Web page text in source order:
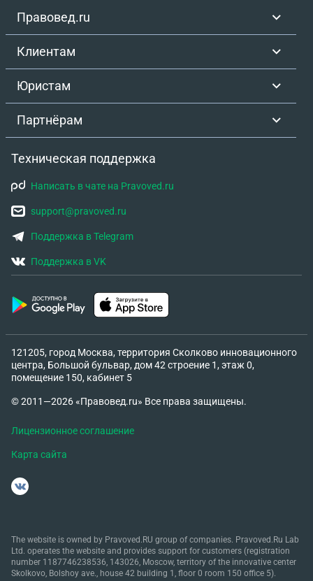
Правовед.ru
Клиентам
Юристам
Партнёрам
Техническая поддержка
Написать в чате на Pravoved.ru
support@pravoved.ru
Поддержка в Telegram
Поддержка в VK
121205, город Москва, территория Сколково инновационного
центра, Большой бульвар, дом 42 строение 1, этаж 0,
помещение 150, кабинет 5
© 2011—2026 «Правовед.ru» Все права защищены.
Лицензионное соглашение
Карта сайта
The website is owned by Pravoved.RU group of companies. Pravoved.Ru Lab
Ltd. operates the website and provides support for customers (registration
number 1187746238536, 143026, Moscow, territory of the innovative center
Skolkovo, Bolshoy ave., house 42 building 1, floor 0 room 150 office 5).